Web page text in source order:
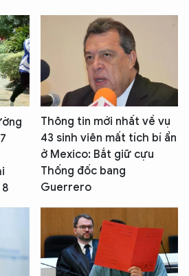
Thông tin mới nhất về vụ
43 sinh viên mất tích bí ẩn
ở Mexico: Bắt giữ cựu
Thống đốc bang
Guerrero